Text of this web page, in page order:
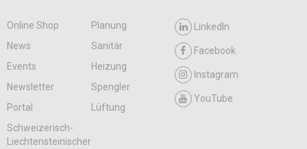
Online Shop
Planung
News
Sanitär
Events
Heizung
Newsletter
Spengler
Portal
Lüftung
LinkedIn
Facebook
Instagram
YouTube
Schweizerisch-
Liechtensteinischer